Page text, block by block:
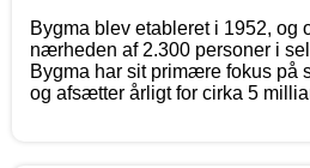
Bygma blev etableret i 1952, og
nærheden af 2.300 personer i
Bygma har sit primære fokus på
og afsætter årligt for cirka 5